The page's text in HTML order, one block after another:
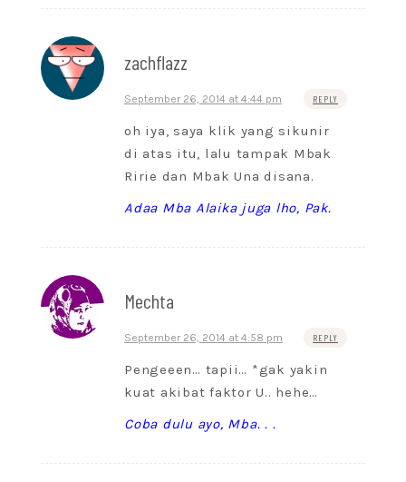
zachflazz
September 26, 2014 at 4:44 pm REPLY
oh iya, saya klik yang sikunir
di atas itu, lalu tampak Mbak
Ririe dan Mbak Una disana.
Adaa Mba Alaika juga lho, Pak.
Mechta
September 26, 2014 at 4:58 pm REPLY
Pengeeen… tapii… *gak yakin
kuat akibat faktor U.. hehe…
Coba dulu ayo, Mba. . .